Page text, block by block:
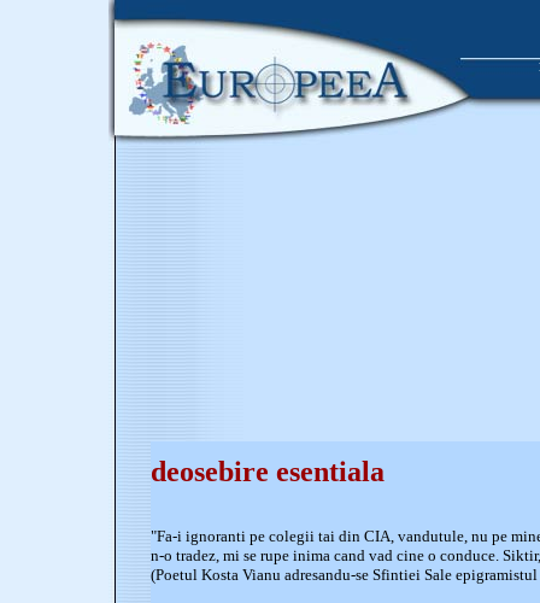
deosebire esentiala
"Fa-i ignoranti pe colegii tai din CIA, vandutule, nu pe
n-o tradez, mi se rupe inima cand vad cine o conduce.
(Poetul Kosta Vianu adresandu-se Sfintiei Sale